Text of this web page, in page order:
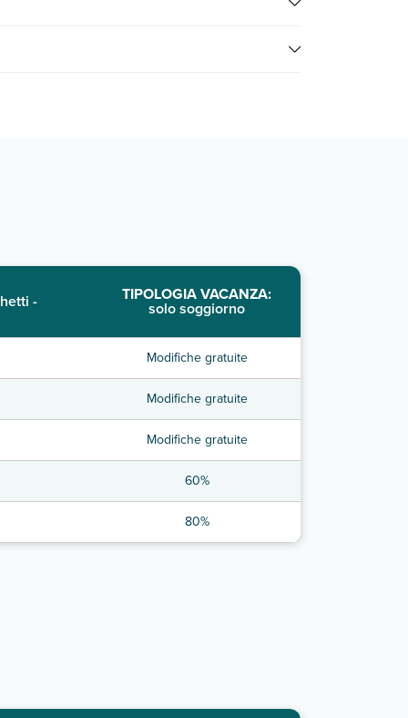
- TIPOLOGIA VACANZA:
solo soggiorno
Modifiche gratuite
Modifiche gratuite
Modifiche gratuite
60%
80%